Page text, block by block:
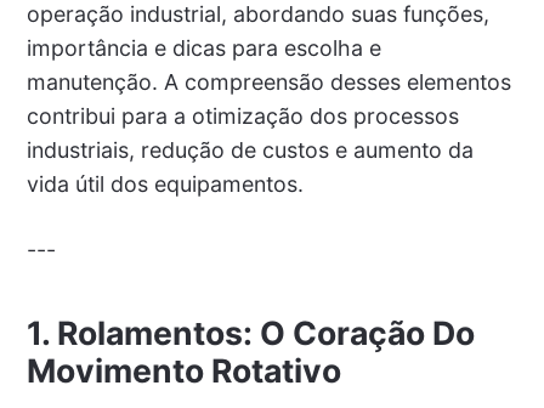
operação industrial, abordando suas funções,
importância e dicas para escolha e
manutenção. A compreensão desses elementos
contribui para a otimização dos processos
industriais, redução de custos e aumento da
vida útil dos equipamentos.
---
1. Rolamentos: O Coração Do
Movimento Rotativo